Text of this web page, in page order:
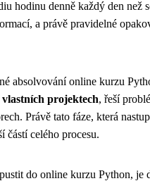
hodinu denně každý den než
a právě pravidelné
absolvování online kurzu
projektech, řeší
Právě tato fáze, která
částí celého procesu.
do online kurzu Python, je